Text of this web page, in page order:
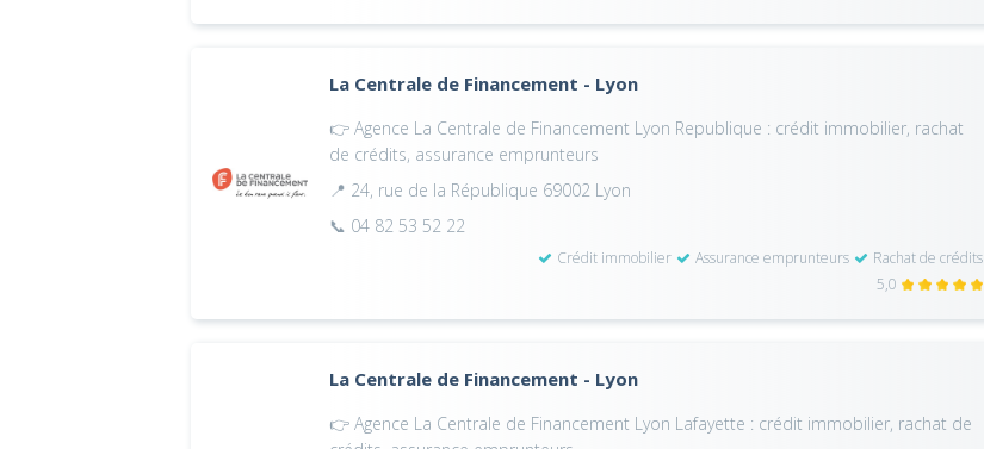
La Centrale de Financement - Lyon
👉 Agence La Centrale de Financement Lyon Republique : crédit immobilier, rachat
de crédits, assurance emprunteurs
📍 24, rue de la République 69002 Lyon
📞 04 82 53 52 22
Crédit immobilier Assurance emprunteurs
Rachat de crédits
5,0
La Centrale de Financement - Lyon
👉 Agence La Centrale de Financement Lyon Lafayette : crédit immobilier, rachat de